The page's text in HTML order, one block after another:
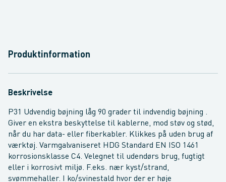
Produktinformation
Beskrivelse
P31 Udvendig bøjning låg 90 grader til indvendig bøjning .
Giver en ekstra beskyttelse til kablerne, mod støv og stød,
når du har data- eller fiberkabler. Klikkes på uden brug af
værktøj. Varmgalvaniseret HDG Standard EN ISO 1461
korrosionsklasse C4. Velegnet til udendørs brug, fugtigt
eller i korrosivt miljø. F.eks. nær kyst/strand,
svømmehaller. I ko/svinestald hvor der er høje